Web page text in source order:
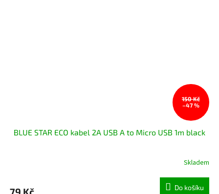
150 Kč
–47 %
BLUE STAR ECO kabel 2A USB A to Micro USB 1m black
Skladem
79 Kč Do košíku